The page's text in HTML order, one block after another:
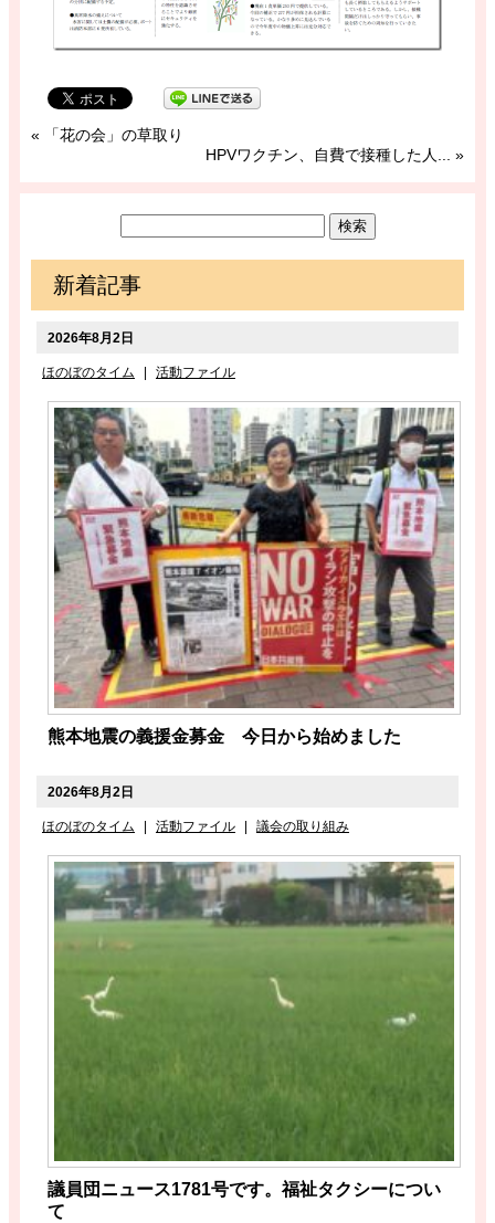
«
「花の会」の草取り
HPVワクチン、自費で接種した人...
»
新着記事
2026年8月2日
ほのぼのタイム 活動ファイル
熊本地震の義援金募金 今日から始めました
2026年8月2日
ほのぼのタイム | 活動ファイル | 議会の取り組み
議員団ニュース1781号です。福祉タクシーについ
て